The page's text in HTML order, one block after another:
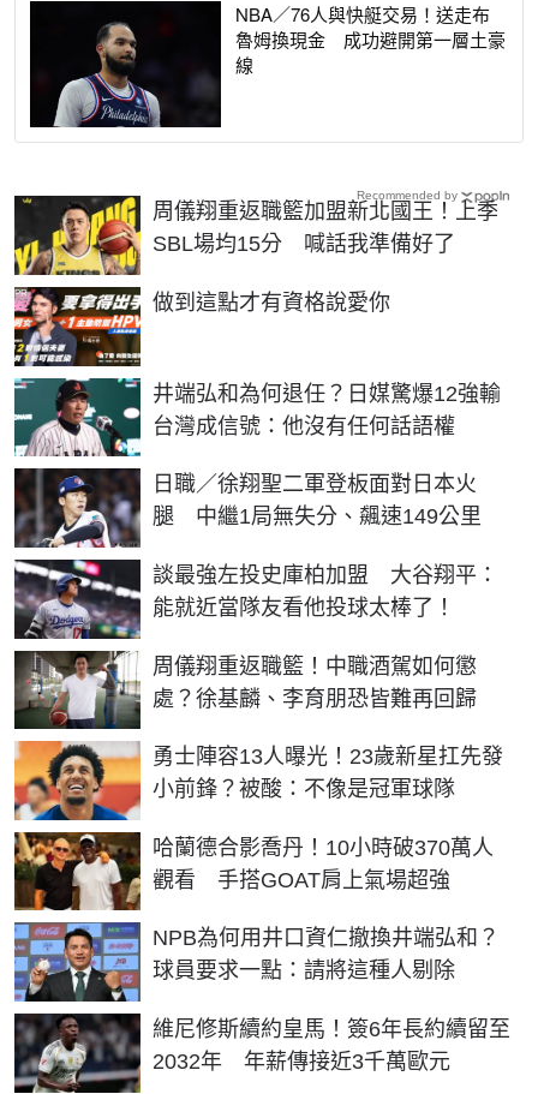
NBA／76人與快艇交易！送走布
魯姆換現金 成功避開第一層土豪
線
周儀翔重返職籃加盟新北國王！上季
SBL場均15分 喊話我準備好了
做到這點才有資格說愛你
PR
井端弘和為何退任？日媒驚爆12強輸
台灣成信號：他沒有任何話語權
日職／徐翔聖二軍登板面對日本火
腿 中繼1局無失分、飆速149公里
談最強左投史庫柏加盟 大谷翔平：
能就近當隊友看他投球太棒了！
周儀翔重返職籃！中職酒駕如何懲
處？徐基麟、李育朋恐皆難再回歸
勇士陣容13人曝光！23歲新星扛先發
小前鋒？被酸：不像是冠軍球隊
哈蘭德合影喬丹！10小時破370萬人
觀看 手搭GOAT肩上氣場超強
NPB為何用井口資仁撤換井端弘和？
球員要求一點：請將這種人剔除
維尼修斯續約皇馬！簽6年長約續留至
2032年 年薪傳接近3千萬歐元
Recommended by